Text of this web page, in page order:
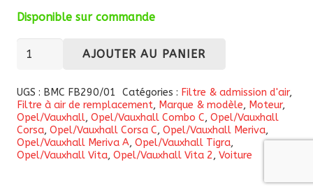
Disponible sur commande
quantité
Filtre
à
air
haute
performance
AJOUTER AU PANIER
UGS : BMC FB290/01 Catégories : Filtre & admission d'air,
Filtre à air de remplacement, Marque & modèle, Moteur,
Opel/Vauxhall, Opel/Vauxhall Combo C, Opel/Vauxhall
Corsa, Opel/Vauxhall Corsa C, Opel/Vauxhall Meriva,
Opel/Vauxhall Meriva A, Opel/Vauxhall Tigra,
Opel/Vauxhall Vita, Opel/Vauxhall Vita 2, Voiture